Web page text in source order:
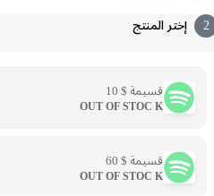
2 إختر المنتج
قسيمة $ 10
OUT OF STOC K
قسيمة $ 60
OUT OF STOC K